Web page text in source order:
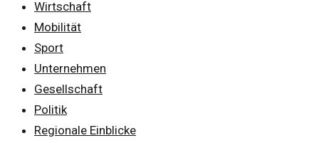
Wirtschaft
Mobilität
Sport
Unternehmen
Gesellschaft
Politik
Regionale Einblicke